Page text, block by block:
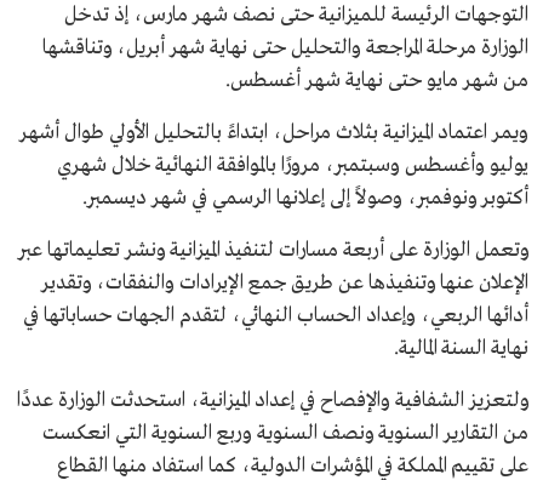
التوجهات الرئيسة للميزانية حتى نصف شهر مارس، إذ تدخل
الوزارة مرحلة المراجعة والتحليل حتى نهاية شهر أبريل، وتناقشها
من شهر مايو حتى نهاية شهر أغسطس.
ويمر اعتماد الميزانية بثلاث مراحل، ابتداءً بالتحليل الأولي طوال أشهر
يوليو وأغسطس وسبتمبر، مرورًا بالموافقة النهائية خلال شهري
أكتوبر ونوفمبر، وصولاً إلى إعلانها الرسمي في شهر ديسمبر.
وتعمل الوزارة على أربعة مسارات لتنفيذ الميزانية ونشر تعليماتها عبر
الإعلان عنها وتنفيذها عن طريق جمع الإيرادات والنفقات، وتقدير
أدائها الربعي، وإعداد الحساب النهائي، لتقدم الجهات حساباتها في
نهاية السنة المالية.
ولتعزيز الشفافية والإفصاح في إعداد الميزانية، استحدثت الوزارة عددًا
من التقارير السنوية ونصف السنوية وربع السنوية التي انعكست
على تقييم المملكة في المؤشرات الدولية، كما استفاد منها القطاع